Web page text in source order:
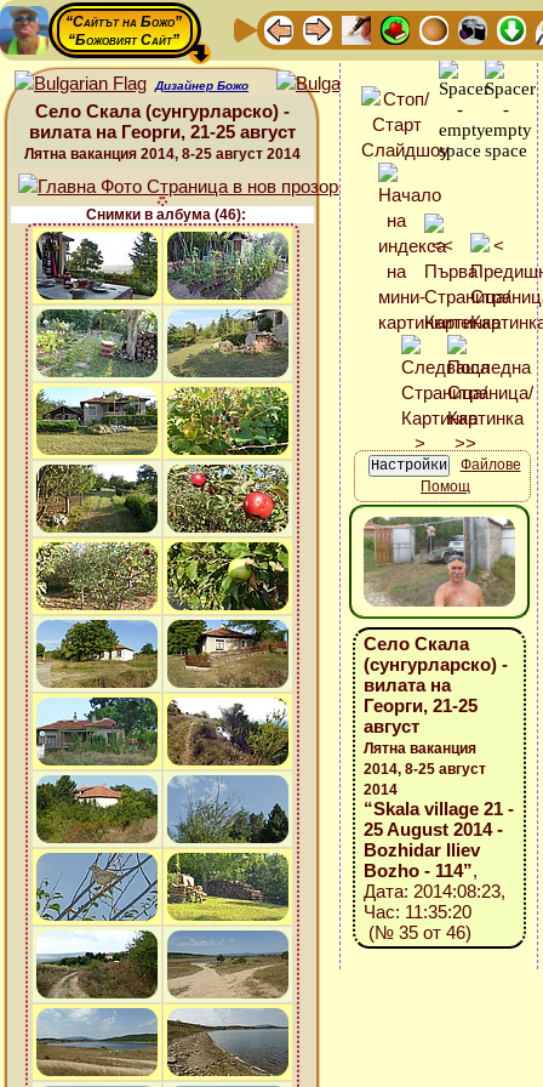
“Сайтът на Божо”
“Божовият Сайт”
Дизайнер Божо
Село Скала (сунгурларско) -
вилата на Георги, 21-25 август
Лятна ваканция 2014, 8-25 август 2014
Снимки в албума (46):
Файлове
Помощ
Село Скала
(сунгурларско) -
вилата на
Георги, 21-25
август
Лятна ваканция
2014, 8-25 август
2014
“Skala village 21 -
25 August 2014 -
Bozhidar Iliev
Bozho - 114”,
Дата: 2014:08:23,
Час: 11:35:20
(№ 35 от 46)